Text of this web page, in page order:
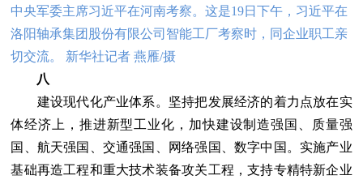
中央军委主席习近平在河南考察。这是19日下午，习近平在
洛阳轴承集团股份有限公司智能工厂考察时，同企业职工亲
切交流。 新华社记者 燕雁/摄
八
建设现代化产业体系。坚持把发展经济的着力点放在实
体经济上，推进新型工业化，加快建设制造强国、质量强
国、航天强国、交通强国、网络强国、数字中国。实施产业
基础再造工程和重大技术装备攻关工程，支持专精特新企业